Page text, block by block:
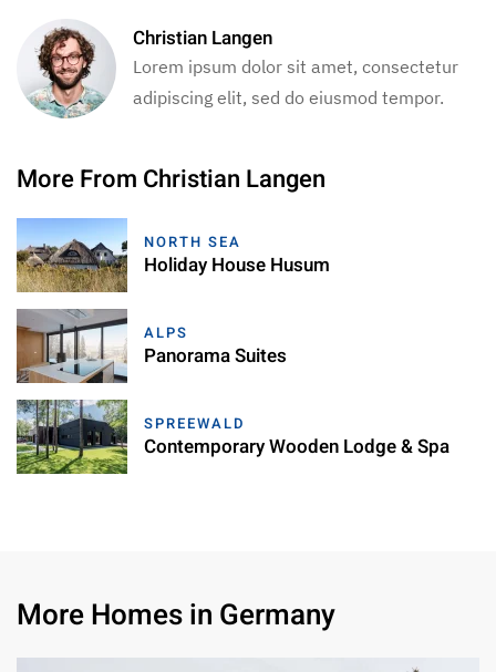
Christian Langen
Lorem ipsum dolor sit amet, consectetur
adipiscing elit, sed do eiusmod tempor.
More From Christian Langen
NORTH SEA
Holiday House Husum
ALPS
Panorama Suites
SPREEWALD
Contemporary Wooden Lodge & Spa
More Homes in Germany